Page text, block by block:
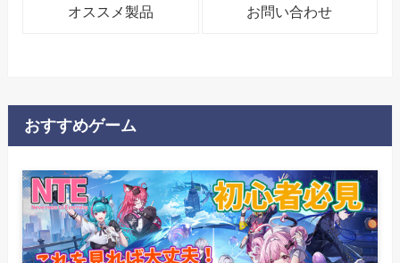
オススメ製品 お問い合わせ
おすすめゲーム